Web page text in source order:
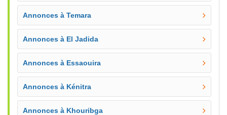
Annonces à Temara
Annonces à El Jadida
Annonces à Essaouira
Annonces à Kénitra
Annonces à Khouribga